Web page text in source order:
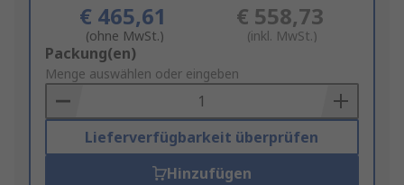
€ 465,61
(ohne MwSt.)
€ 558,73
(inkl. MwSt.)
Add
to
Basket
Packung(en)
Menge auswählen oder eingeben
Lieferverfügbarkeit überprüfen
Hinzufügen